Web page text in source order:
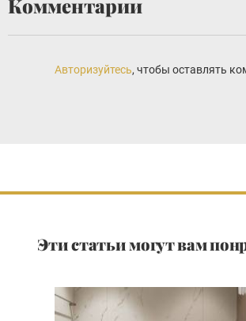
Комментарии
Авторизуйтесь, чтобы оставлять
Эти статьи могут вам